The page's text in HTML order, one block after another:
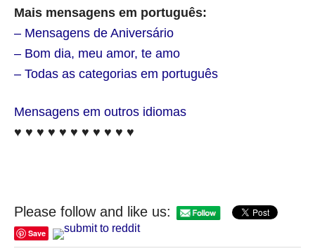
Mais mensagens em português:
– Mensagens de Aniversário
– Bom dia, meu amor, te amo
– Todas as categorias em português
Mensagens em outros idiomas
♥ ♥ ♥ ♥ ♥ ♥ ♥ ♥ ♥ ♥ ♥
Please follow and like us:
Save